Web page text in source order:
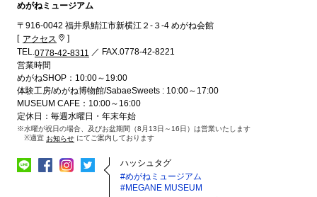
めがねミュージアム
〒916-0042 福井県鯖江市新横江２-３-4 めがね会館
[ アクセス
]
TEL.0778-42-8311 ／ FAX.0778-42-8221
営業時間
めがねSHOP：10:00～19:00
体験工房/めがね博物館/SabaeSweets : 10:00～17:00
MUSEUM CAFE：10:00～16:00
定休日：毎週水曜日・年末年始
※水曜が祝日の場合、及びお盆期間（8月13日～16日）は営業いたします
※適宜 お知らせ にてご案内しております
ハッシュタグ
#めがねミュージアム
#MEGANE MUSEUM